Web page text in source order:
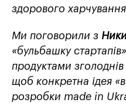
здорового
Ми поговорили з
«бульбашку
продуктами
щоб конкретна ідея
розробки made in